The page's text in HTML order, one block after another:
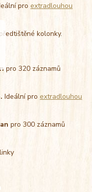
pro extradlouhou
kolonky.
pro 320 záznamů
Ideální proextradlouhou
pro 300 záznamů